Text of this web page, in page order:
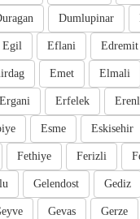
Dumlupinar
Edremit
Eflani
Egil
Elmali
Emet
Erfelek
Ergani
Eskisehir
Esme
Ferizli
Fethiye
Gediz
Gelendost
Gerze
Gevas